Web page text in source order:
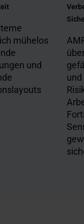
mühelos
und